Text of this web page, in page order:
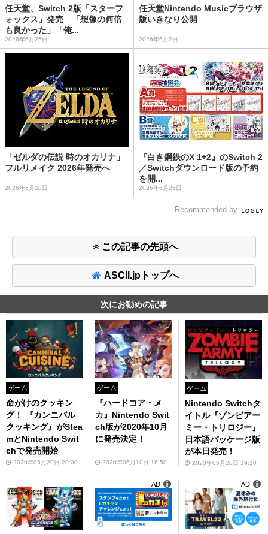
任天堂、Switch 2版「スターフ
ォックス」発売 「想像の何倍
も良かった」「俺...
2026年6月25日
任天堂Nintendo Musicブラウザ
版いきなり公開
2026年6月2日
「ゼルダの伝説 時のオカリナ」
フルリメイク 2026年発売へ
2026年6月10日
『白き鋼鉄のX 1+2』のSwitch 2
／Switchダウンロード版の予約
を開...
2026年6月25日
Recommended by
この記事の先頭へ
ASCII.jpトップへ
次にお勧めの記事
ゲーム
命がけのクッキン
グ！ 『カンニバル
クッキング』がStea
mとNintendo Swit
chで発売開始
2020年05月20日 20:00
ゲーム
『ハードコア・メ
カ』Nintendo Swit
ch版が2020年10月
に発売決定！
2020年06月10日 16:50
ゲーム
Nintendo Switchタ
イトル『ゾンビアー
ミー・トリロジー』
日本語パッケージ版
が本日発売！
2020年05月28日 19:10
AD AD